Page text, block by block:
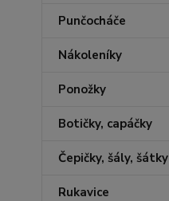
Punčocháče
Nákoleníky
Ponožky
Botičky, capáčky
Čepičky, šály, šátky
Rukavice